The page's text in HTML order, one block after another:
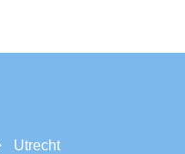
Utrecht